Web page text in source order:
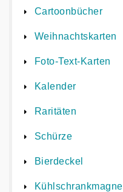
Cartoonbücher
Weihnachtskarten
Foto-Text-Karten
Kalender
Raritäten
Schürze
Bierdeckel